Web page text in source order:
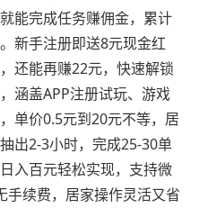
能完成任务赚佣金，累计
新手注册即送8元现金红
还能再赚22元，快速解锁
涵盖APP注册试玩、游戏
单价0.5元到20元不等，居
出2-3小时，完成25-30单
入百元轻松实现，支持微
手续费，居家操作灵活又省